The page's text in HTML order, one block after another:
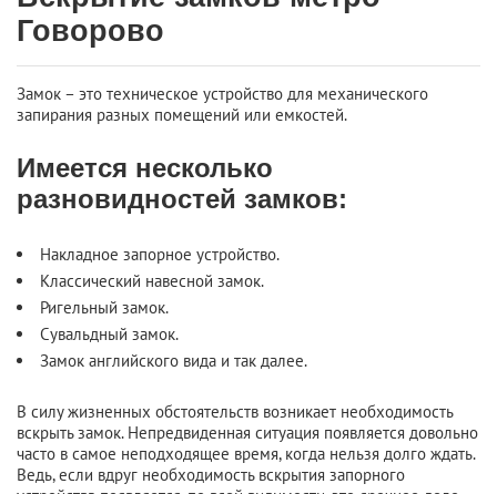
Говорово
Замок – это техническое устройство для механического
запирания разных помещений или емкостей.
Имеется несколько
разновидностей замков:
Накладное запорное устройство.
Классический навесной замок.
Ригельный замок.
Сувальдный замок.
Замок английского вида и так далее.
В силу жизненных обстоятельств возникает необходимость
вскрыть замок. Непредвиденная ситуация появляется довольно
часто в самое неподходящее время, когда нельзя долго ждать.
Ведь, если вдруг необходимость вскрытия запорного